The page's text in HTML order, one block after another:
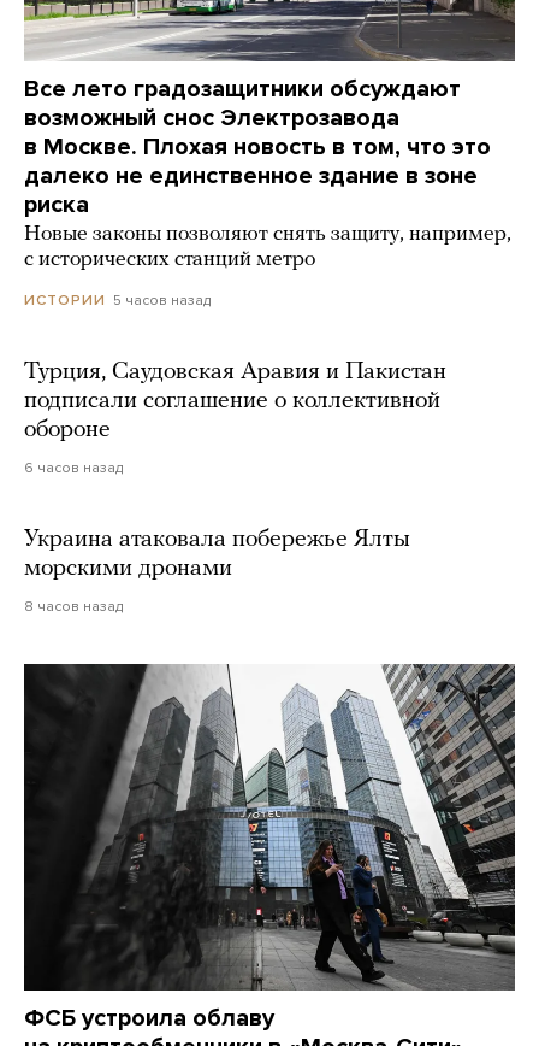
Все лето градозащитники обсуждают
возможный снос Электрозавода
в Москве. Плохая новость в том, что это
далеко не единственное здание в зоне
риска
Новые законы позволяют снять защиту, например,
с исторических станций метро
ИСТОРИИ 5 часов назад
Турция, Саудовская Аравия и Пакистан
подписали соглашение о коллективной
обороне
6 часов назад
Украина атаковала побережье Ялты
морскими дронами
8 часов назад
ФСБ устроила облаву